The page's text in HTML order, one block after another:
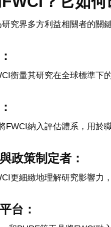
究界多方利益相關者的關鍵
衡量其研究在全球標準下
FWCI納入評估體系，用於
政策制定者：
更細緻地理解研究影響力
台：